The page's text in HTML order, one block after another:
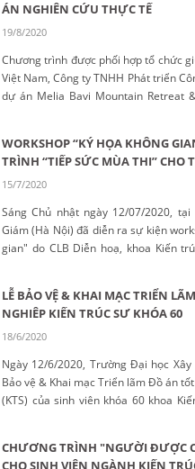
ÁN NGHIÊN CỨU THỰC TẾ
19/8/2020
Chương trình được phối hợp tổ chức
Việt Nam, Công ty TNHH Phát triển
dự án Melia Bavi Mountain Retreat
WORKSHOP “KÝ HỌA KHÔNG
TRÌNH “TIẾP SỨC MÙA THI” CHO
15/7/2020
Sáng Chủ nhật ngày 12/07/2020,
Giám (Hà Nội) đã diễn ra sự kiện
gian" do CLB Diễn hoạ, khoa Kiến
trong kỳ thi môn Vẽ mỹ thuật, khối V...
LỄ BẢO VỆ & KHAI MẠC TRIỂN
NGHIÊP KIẾN TRÚC SƯ KHÓA 60
18/6/2020
Ngày 12/6/2020, Trường Đại học
Bảo vệ & Khai mạc Triển lãm Đồ án
(KTS) của sinh viên khóa 60 khoa
CHƯƠNG TRÌNH "NGƯỜI ĐƯỢC
CHO SINH VIÊN NGÀNH KIẾN